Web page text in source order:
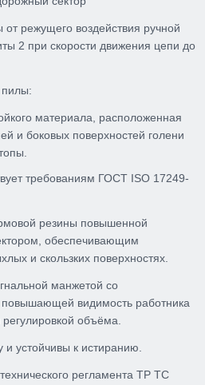
режущего воздействия ручной
2 при скорости движения цепи до
материала, расположенная
и боковых поверхностей голени
требованиям ГОСТ ISO 17249-
резины повышенной
обеспечивающим
и скользких поверхностях.
манжетой со
видимость работника
объёма.
устойчивы к истиранию.
регламента ТР ТС